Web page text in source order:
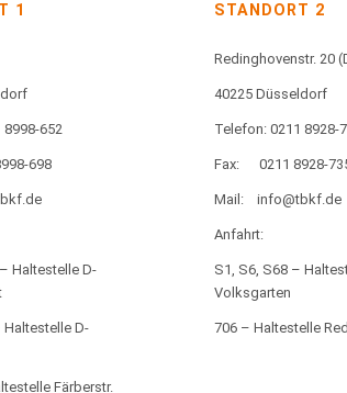
1
8998-652
698
Haltestelle D-
Haltestelle D-
Färberstr.
STANDORT 2
Redinghovenstr. 20
40225 Düsseldorf
Telefon: 0211 8928-
Fax: 0211 8928-
Mail: info@tbkf.de
Anfahrt:
S1, S6, S68 –
Volksgarten
706 – Haltestelle